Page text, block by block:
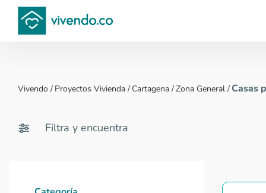
Vivendo / Proyectos Vivienda / Cartagena /Zona General / Casas
Filtra y encuentra